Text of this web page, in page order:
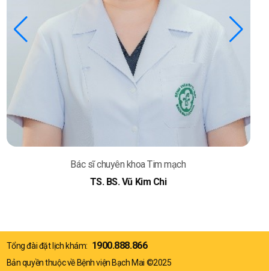
Bác sĩ chuyên khoa Tim mạch
TS. BS. Phạm Trần Linh
Tổng đài đặt lịch khám: 1900.888.866
Bản quyền thuộc về Bệnh viện Bạch Mai ©2025